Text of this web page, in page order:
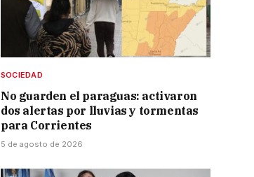
SOCIEDAD
No guarden el paraguas: activaron
dos alertas por lluvias y tormentas
para Corrientes
5 de agosto de 2026